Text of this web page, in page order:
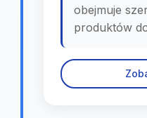
obejmuje
produktów